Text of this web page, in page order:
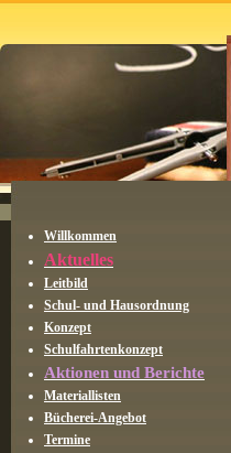
Willkommen
Aktuelles
Leitbild
Schul- und Hausordnung
Konzept
Schulfahrtenkonzept
Aktionen und Berichte
Materiallisten
Bücherei-Angebot
Termine